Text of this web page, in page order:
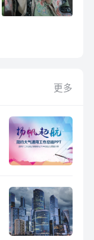
更多